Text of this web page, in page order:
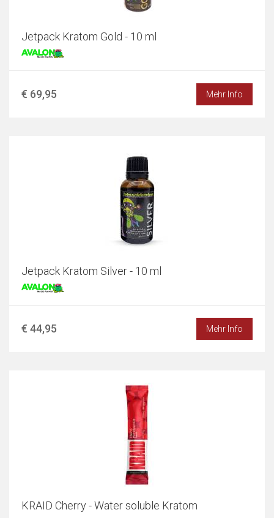
Jetpack Kratom Gold - 10 ml
€ 69,95 Mehr Info
Jetpack Kratom Silver - 10 ml
€ 44,95 Mehr Info
KRAID Cherry - Water soluble Kratom